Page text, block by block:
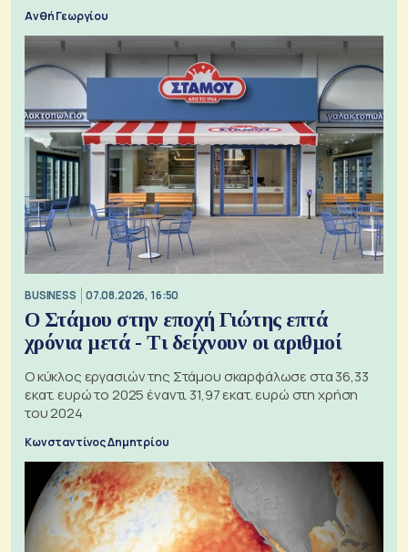
Ανθή Γεωργίου
BUSINESS 07.08.2026, 16:50
Ο Στάμου στην εποχή Γιώτης επτά
χρόνια μετά - Τι δείχνουν οι αριθμοί
Ο κύκλος εργασιών της Στάμου σκαρφάλωσε στα 36,33
εκατ. ευρώ το 2025 έναντι 31,97 εκατ. ευρώ στη χρήση
του 2024
Κωνσταντίνος Δημητρίου